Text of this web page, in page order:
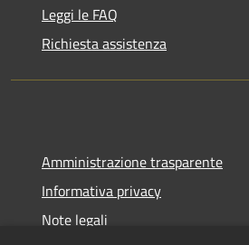
Leggi le FAQ
Richiesta assistenza
Amministrazione trasparente
Informativa privacy
Note legali